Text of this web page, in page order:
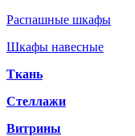
Распашные шкафы
Шкафы навесные
Ткань
Стеллажи
Витрины